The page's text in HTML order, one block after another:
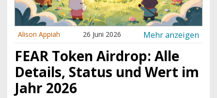
Alison Appiah 26 Juni 2026 Mehr anzeigen
FEAR Token Airdrop: Alle
Details, Status und Wert im
Jahr 2026